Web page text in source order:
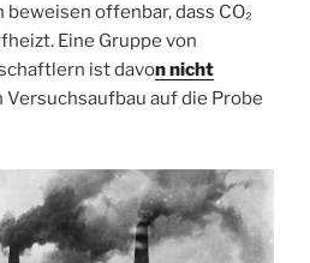
offenbar, dass CO₂
Eine Gruppe von
ist davon nicht
Versuchsaufbau auf die Probe